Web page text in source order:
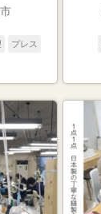
プレス